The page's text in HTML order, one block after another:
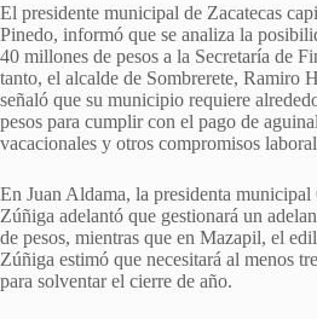
El presidente municipal de Zacatecas
Pinedo, informó que se analiza la
40 millones de pesos a la Secretaría de
tanto, el alcalde de Sombrerete, Ramiro
señaló que su municipio requiere
pesos para cumplir con el pago de
vacacionales y otros compromisos
En Juan Aldama, la presidenta
Zúñiga adelantó que gestionará un
de pesos, mientras que en Mazapil, el
Zúñiga estimó que necesitará al menos
para solventar el cierre de año.